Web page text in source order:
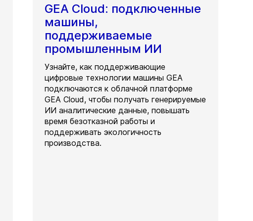
GEA Cloud: подключенные
машины,
поддерживаемые
промышленным ИИ
Узнайте, как поддерживающие
цифровые технологии машины GEA
подключаются к облачной платформе
GEA Cloud, чтобы получать генерируемые
ИИ аналитические данные, повышать
время безотказной работы и
поддерживать экологичность
производства.